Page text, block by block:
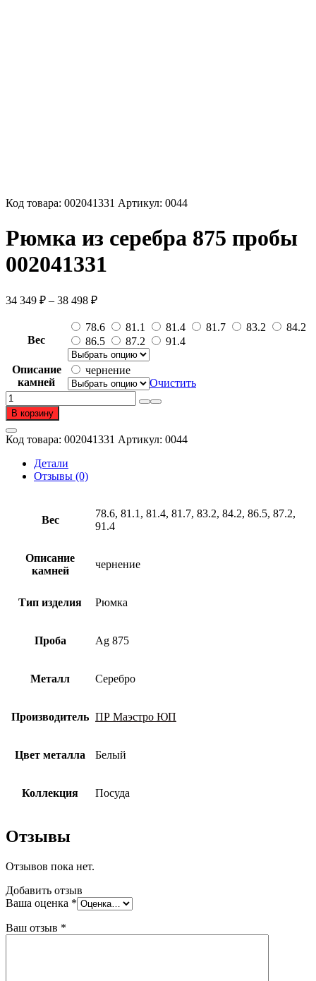
Код товара: 002041331 Артикул: 0044
Рюмка из серебра 875 пробы
002041331
34 349 ₽ – 38 498 ₽Диапазон
34
349 ₽
–
38
498 ₽
Вес
78.6 81.1 81.4 81.7 83.2
84.2
86.5
87.2 91.4
Описание
камней
чернение
Очистить
Количество
товара
Рюмка
из
серебра
пробы
В корзину
Код товара: 002041331 Артикул: 0044
Детали
Отзывы (0)
Вес
78.6, 81.1, 81.4, 81.7, 83.2, 84.2, 86.5, 87.2,
91.4
Описание
камней
чернение
Тип изделия Рюмка
Проба Ag 875
Металл Серебро
Производитель ПР Маэстро ЮП
Цвет металла Белый
Коллекция Посуда
Отзывы
Отзывов пока нет.
Добавить отзыв
Ваша оценка *
Ваш отзыв *